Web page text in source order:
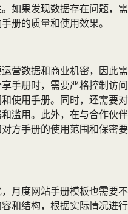
如果发现数据存在问题，需
册的质量和使用效果。
营数据和商业机密，因此需
手册时，需要严格控制访问
使用手册。同时，还需要对
滥用。此外，在与合作伙伴
方手册的使用范围和保密要
月度网站手册模板也需要不
和结构，根据实际情况进行